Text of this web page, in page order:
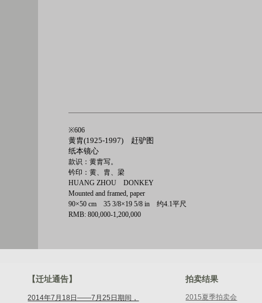
※606
黄胄(1925-1997) 赶驴图
纸本镜心
款识：黄胄写。
钤印：黄、胄、梁
HUANG ZHOU DONKEY
Mounted and framed, paper
90×50 cm 35 3/8×19 5/8 in 约4.1平尺
RMB: 800,000-1,200,000
【迁址通告】
2014年7月18日——7月25日期间，
拍卖结果
2015夏季拍卖会